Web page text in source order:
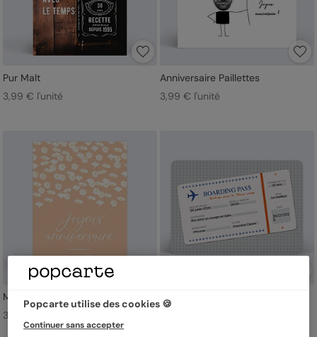
Pur Malt
3,99 € l'unité
Anniversaire Paillettes
3,99 € l'unité
Marguerite
3,49 € l'unité
Billets d'Avion
Popcarte utilise des cookies 🍪
Continuer sans accepter